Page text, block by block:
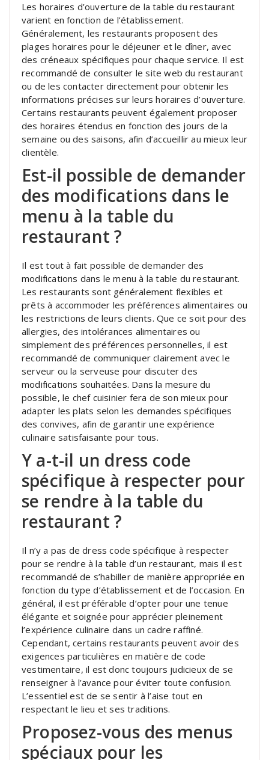
Les horaires d’ouverture de la table du restaurant
varient en fonction de l’établissement.
Généralement, les restaurants proposent des
plages horaires pour le déjeuner et le dîner, avec
des créneaux spécifiques pour chaque service. Il est
recommandé de consulter le site web du restaurant
ou de les contacter directement pour obtenir les
informations précises sur leurs horaires d’ouverture.
Certains restaurants peuvent également proposer
des horaires étendus en fonction des jours de la
semaine ou des saisons, afin d’accueillir au mieux leur
clientèle.
Est-il possible de demander
des modifications dans le
menu à la table du
restaurant ?
Il est tout à fait possible de demander des
modifications dans le menu à la table du restaurant.
Les restaurants sont généralement flexibles et
prêts à accommoder les préférences alimentaires ou
les restrictions de leurs clients. Que ce soit pour des
allergies, des intolérances alimentaires ou
simplement des préférences personnelles, il est
recommandé de communiquer clairement avec le
serveur ou la serveuse pour discuter des
modifications souhaitées. Dans la mesure du
possible, le chef cuisinier fera de son mieux pour
adapter les plats selon les demandes spécifiques
des convives, afin de garantir une expérience
culinaire satisfaisante pour tous.
Y a-t-il un dress code
spécifique à respecter pour
se rendre à la table du
restaurant ?
Il n’y a pas de dress code spécifique à respecter
pour se rendre à la table d’un restaurant, mais il est
recommandé de s’habiller de manière appropriée en
fonction du type d’établissement et de l’occasion. En
général, il est préférable d’opter pour une tenue
élégante et soignée pour apprécier pleinement
l’expérience culinaire dans un cadre raffiné.
Cependant, certains restaurants peuvent avoir des
exigences particulières en matière de code
vestimentaire, il est donc toujours judicieux de se
renseigner à l’avance pour éviter toute confusion.
L’essentiel est de se sentir à l’aise tout en
respectant le lieu et ses traditions.
Proposez-vous des menus
spéciaux pour les